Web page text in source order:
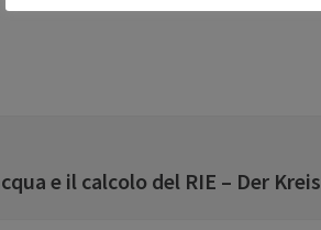
e il calcolo del RIE – Der